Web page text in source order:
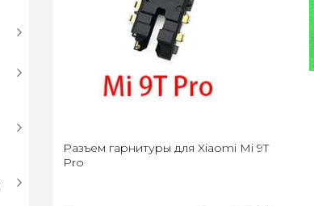
Разъем гарнитуры для Xiaomi Mi 9T
Pro